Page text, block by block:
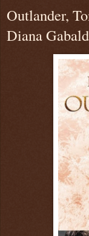
Outlander,
Diana